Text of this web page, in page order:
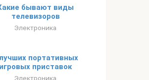
бывают виды
телевизоров
Электроника
портативных
игровых приставок
Электроника